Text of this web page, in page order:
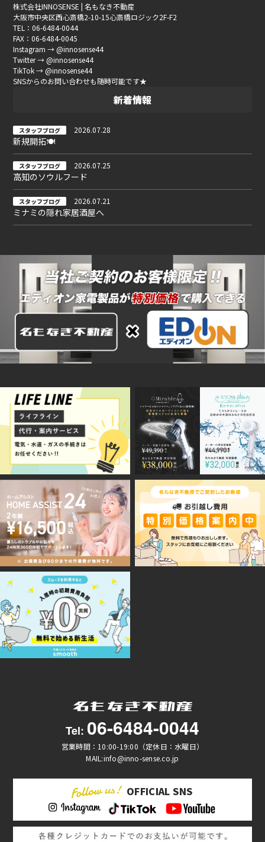
株式会社INNOSENSE | 名もなき不動産
大阪市中央区西心斎橋2-10-15心斎橋ロジック2F-F2
TEL：06-6484-0044
FAX：06-6484-0045
Instagram → @innosense44
Twitter → @innosense44
TikTok → @innosense44
SNSからのお問い合わせも随時可能です★
新着情報
スタッフブログ 2026.07.28
新規開拓🍽
スタッフブログ 2026.07.25
高知のソウルフード
スタッフブログ 2026.07.21
ミナミの隠れ家居酒屋へ
Tel: 06-6484-0044
営業時間：10:00-19:00（定休日：水曜日）
MAIL:info@inno-sense.co.jp
OFFICIAL SNS